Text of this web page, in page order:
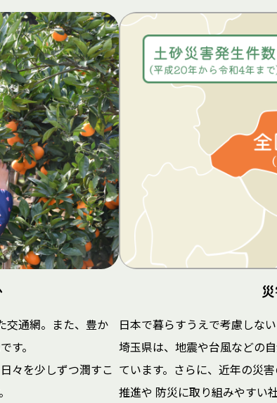
交通網。また、豊か
す。
々を少しずつ潤すこ
日本で暮らすうえで考慮しな
埼玉県は、地震や台風などの
ています。さらに、近年の災
推進や 防災に取り組みやすい